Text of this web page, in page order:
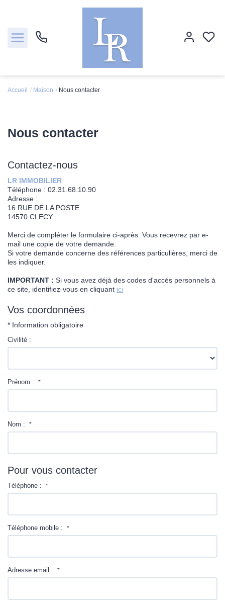
Locations
Biens vendus
Notre agence
Contact
Accueil Maison Nous contacter
Nous contacter
Contactez-nous
LR IMMOBILIER
Téléphone : 02.31.68.10.90
Adresse :
16 RUE DE LA POSTE
14570 CLECY
Merci de compléter le formulaire ci-après. Vous recevrez par e-
mail une copie de votre demande.
Si votre demande concerne des références particulières, merci de
les indiquer.
IMPORTANT : Si vous avez déjà des codes d'accés personnels à
ce site, identifiez-vous en cliquant ici
Vos coordonnées
* Information obligatoire
Civilité :
Prénom : *
Nom : *
Pour vous contacter
Téléphone : *
Téléphone mobile : *
Adresse email : *